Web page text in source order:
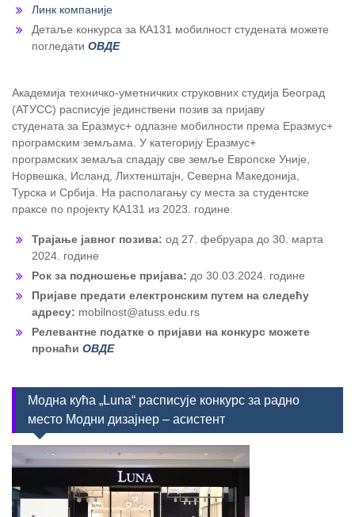
Линк компаније
Детаље конкурса за КА131 мобилност студената можете
погледати ОВДЕ
Академија техничко-уметничких струковних студија Београд
(АТУСС) расписује јединствени позив за пријаву
студената за Еразмус+ одлазне мобилности према Еразмус+
програмским земљама. У категорију Еразмус+
програмских земаља спадају све земље Европске Уније,
Норвешка, Исланд, Лихтенштајн, Северна Македонија,
Турска и Србија. На располагању су места за студентске
праксе по пројекту КА131 из 2023. године.
Трајање јавног позива: од 27. фебруара до 30. марта
2024. године
Рок за подношење пријава: до 30.03.2024. године
Пријаве предати електронским путем на следећу
адресу: mobilnost@atuss.edu.rs
Релевантне податке о пријави на конкурс можете
пронаћи ОВДЕ
Модна кућа „Luna“ расписује конкурс за радно
место Модни дизајнер – асистент